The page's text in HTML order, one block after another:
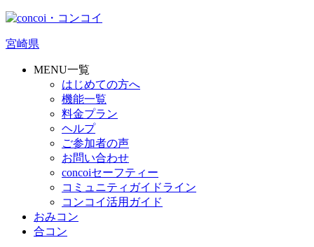
宮崎県
MENU一覧
はじめての方へ
機能一覧
料金プラン
ヘルプ
ご参加者の声
お問い合わせ
concoiセーフティー
コミュニティガイドライン
コンコイ活用ガイド
おみコン
合コン